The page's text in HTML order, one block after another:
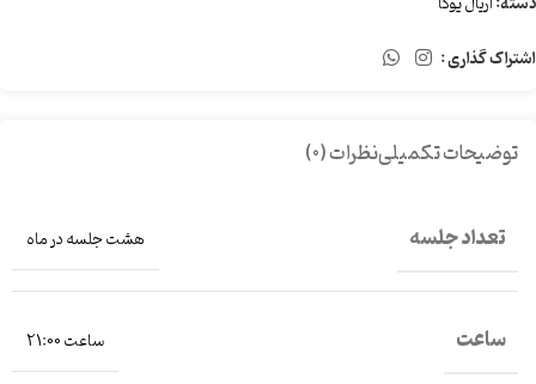
اشتراک گذاری :
توضیحات تکمیلینظرات (0)
تعداد جلسه هشت جلسه در ماه
ساعت ساعت 21:00